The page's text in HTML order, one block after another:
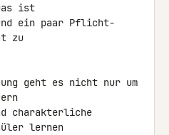
ist
ein paar Pflicht-
zu
geht es nicht nur um
charakterliche
lernen